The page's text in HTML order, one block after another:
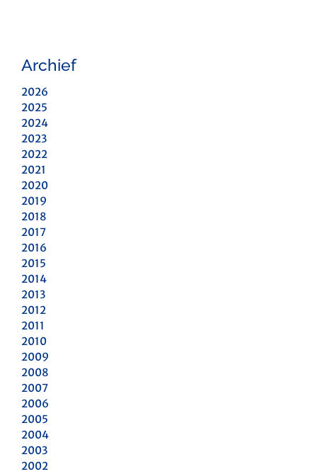
Archief
2026
2025
2024
2023
2022
2021
2020
2019
2018
2017
2016
2015
2014
2013
2012
2011
2010
2009
2008
2007
2006
2005
2004
2003
2002